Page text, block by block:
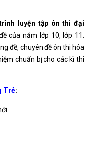
luyện tập ôn thi đại
của năm lớp 10, lớp 11.
đề, chuyên đề ôn thi hóa
chuẩn bị cho các kì thi
Trẻ: